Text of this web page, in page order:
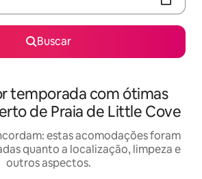
Buscar
temporada com ótimas
de Praia de Little Cove
estas acomodações foram
quanto a localização, limpeza e
outros aspectos.